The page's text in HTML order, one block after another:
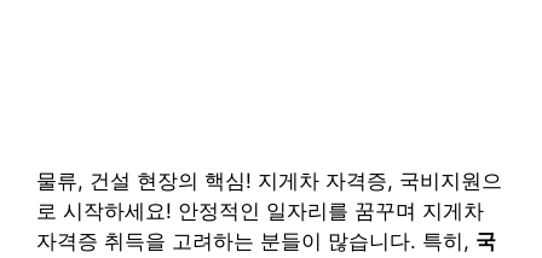
물류, 건설 현장의 핵심! 지게차 자격증, 국비지원으
로 시작하세요! 안정적인 일자리를 꿈꾸며 지게차
자격증 취득을 고려하는 분들이 많습니다. 특히, 국